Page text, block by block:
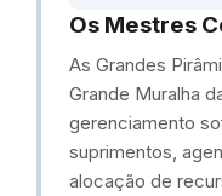
Os Mestres
As Grandes
Grande Muralha
gerenciamento
suprimentos,
alocação de